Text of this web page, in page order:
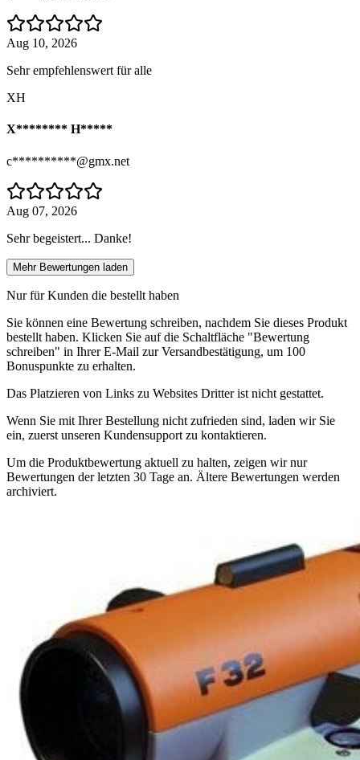
Aug 10, 2026
Sehr empfehlenswert für alle
XH
X******** H*****
c**********@gmx.net
Aug 07, 2026
Sehr begeistert... Danke!
Mehr Bewertungen laden
Nur für Kunden die bestellt haben
Sie können eine Bewertung schreiben, nachdem Sie dieses Produkt
bestellt haben. Klicken Sie auf die Schaltfläche "Bewertung
schreiben" in Ihrer E-Mail zur Versandbestätigung, um 100
Bonuspunkte zu erhalten.
Das Platzieren von Links zu Websites Dritter ist nicht gestattet.
Wenn Sie mit Ihrer Bestellung nicht zufrieden sind, laden wir Sie
ein, zuerst unseren Kundensupport zu kontaktieren.
Um die Produktbewertung aktuell zu halten, zeigen wir nur
Bewertungen der letzten 30 Tage an. Ältere Bewertungen werden
archiviert.